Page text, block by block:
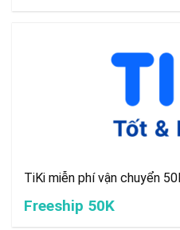
TiKi miễn phí vận chuyển
Freeship 50K